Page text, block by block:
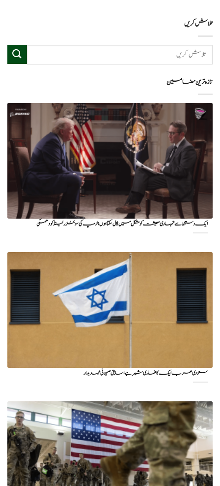
تلاش کریں
تازہ ترین مضامین
ایک دستخط سے تمہاری معیشت کو مشکل میں ڈال سکتا ہوں؛ ٹرمپ کی سوئٹزرلینڈ کو دھمکی
سعودی عرب ایک کاغذی شیر ہے: سابق صہیونی عہدیدار